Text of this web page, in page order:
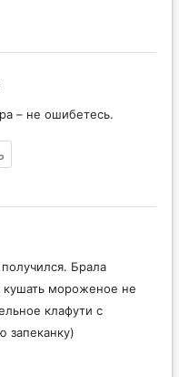
– не ошибетесь.
Брала
кушать мороженое не
клафути с
запеканку)